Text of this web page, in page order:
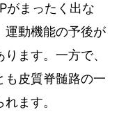
がまったく出な
運動機能の予後が
ます。一方で、
も皮質脊髄路の一
ます。